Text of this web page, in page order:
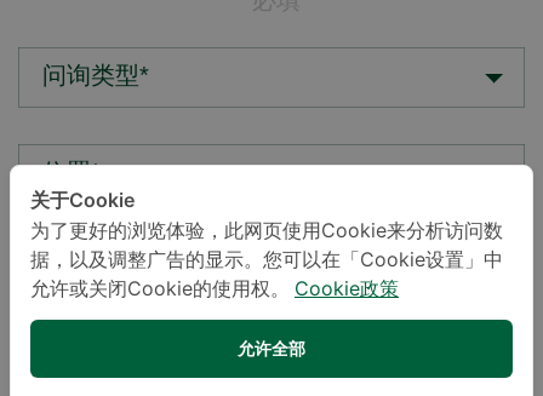
问询类型*
您的疑问*
关于Cookie
为了更好的浏览体验，此网页使用Cookie来分析访问数
据，以及调整广告的显示。您可以在「Cookie设置」中
允许或关闭Cookie的使用权。
Cookie政策
允许全部